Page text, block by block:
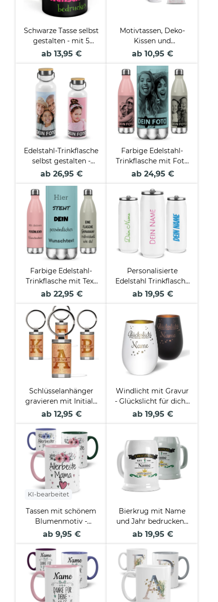
Schwarze Tasse selbst
gestalten - mit 5
Zeilen Wunschtext
ab 13,95 €
Motivtassen, Deko-
Kissen und
Geschenke-Sets für
ab 10,95 €
Edelstahl-Trinkflasche
selbst gestalten -
Weiß mit
ml und 750 ml
ab 26,95 €
Farbige Edelstahl-
Trinkflasche mit Foto
und Text
Farben - 500 ml
ab 24,95 €
Farbige Edelstahl-
Trinkflasche mit Text
selbst gestalten - 4
ab 22,95 €
Personalisierte
Edelstahl Trinkflasche
mit Name - Cola-
ab 19,95 €
Schlüsselanhänger
gravieren mit Initiale
und Name -
Echtholz - 24 x 48
mm
ab 12,95 €
Windlicht mit Gravur
- Glückslicht für dich -
mit Name - inkl.
ab 19,95 €
KI-bearbeitet
Tassen mit schönem
Blumenmotiv -
Allerbeste
ab 9,95 €
Bierkrug mit Name
und Jahr bedrucken -
Original - Keramik
ab 19,95 €